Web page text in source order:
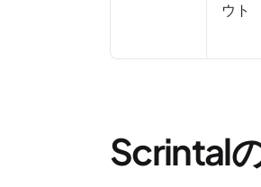
ウト
Scrintal